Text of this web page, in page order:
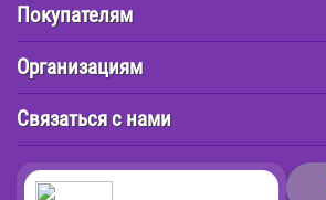
Покупателям
Организациям
Связаться с нами